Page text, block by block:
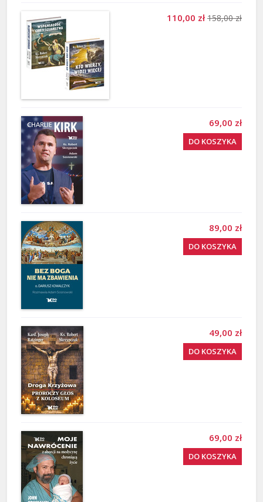
110,00 zł 158,00 zł
69,00 zł
DO KOSZYKA
89,00 zł
DO KOSZYKA
49,00 zł
DO KOSZYKA
69,00 zł
DO KOSZYKA